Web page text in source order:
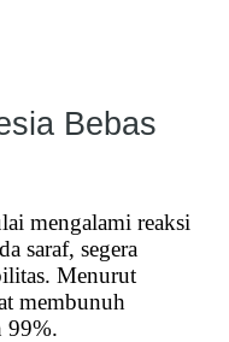
Bebas
mengalami reaksi
saraf, segera
Menurut
membunuh
99%.